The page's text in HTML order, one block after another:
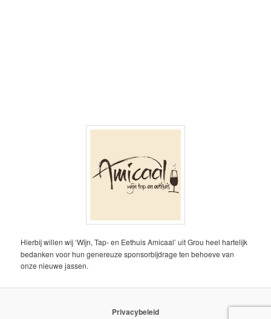
Hierbij willen wij ‘Wijn, Tap- en Eethuis Amicaal’ uit Grou heel hartelijk
bedanken voor hun genereuze sponsorbijdrage ten behoeve van
onze nieuwe jassen.
Privacybeleid